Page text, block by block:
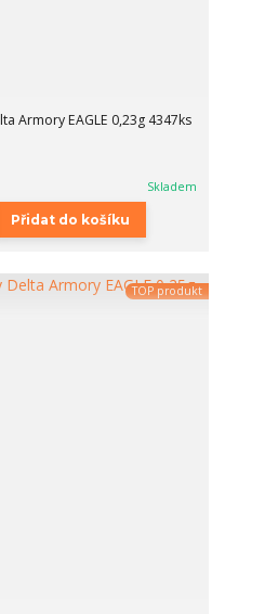
Armory EAGLE 0,23g 4347ks
Skladem
Přidat do košíku
TOP produkt